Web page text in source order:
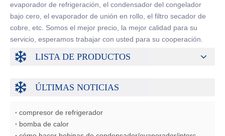
evaporador de refrigeración, el condensador del congelador
bajo cero, el evaporador de unión en rollo, el filtro secador de
cobre, etc. Somos el mejor precio, la mejor calidad para su
servicio, esperamos trabajar con usted para su cooperación.
LISTA DE PRODUCTOS
ÚLTIMAS NOTICIAS
compresor de refrigerador
bomba de calor